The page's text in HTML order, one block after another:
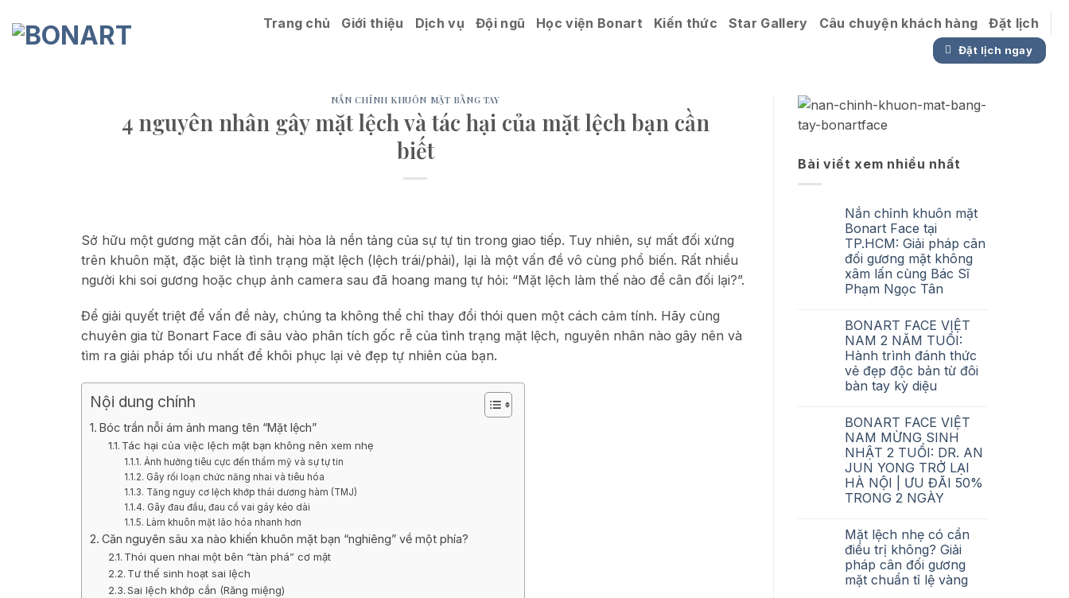
content
Trang chủ Giới thiệu Dịch vụ Đội ngũ Học viện Bonart Kiến thức Star Gallery Câu chuyện khách hàng Đặt lịch
Đặt lịch ngay
NẮN CHỈNH KHUÔN MẶT BẰNG TAY
4 nguyên nhân gây mặt lệch và tác hại của mặt lệch bạn cần
biết
Sở hữu một gương mặt cân đối, hài hòa là nền tảng của sự tự tin trong giao tiếp. Tuy nhiên, sự mất đối xứng
trên khuôn mặt, đặc biệt là tình trạng mặt lệch (lệch trái/phải), lại là một vấn đề vô cùng phổ biến. Rất nhiều
người khi soi gương hoặc chụp ảnh camera sau đã hoang mang tự hỏi: “Mặt lệch làm thế nào để cân đối lại?”.
Để giải quyết triệt để vấn đề này, chúng ta không thể chỉ thay đổi thói quen một cách cảm tính. Hãy cùng
chuyên gia từ Bonart Face đi sâu vào phân tích gốc rễ của tình trạng mặt lệch, nguyên nhân nào gây nên và
tìm ra giải pháp tối ưu nhất để khôi phục lại vẻ đẹp tự nhiên của bạn.
Nội dung chính
Bóc trần nỗi ám ảnh mang tên “Mặt lệch”
Tác hại của việc lệch mặt bạn không nên xem nhẹ
Ảnh hưởng tiêu cực đến thẩm mỹ và sự tự tin
Gây rối loạn chức năng nhai và tiêu hóa
Tăng nguy cơ lệch khớp thái dương hàm (TMJ)
Gây đau đầu, đau cổ vai gáy kéo dài
Làm khuôn mặt lão hóa nhanh hơn
Căn nguyên sâu xa nào khiến khuôn mặt bạn “nghiêng” về một phía?
Thói quen nhai một bên “tàn phá” cơ mặt
Tư thế sinh hoạt sai lệch
Sai lệch khớp cắn (Răng miệng)
Bài viết xem nhiều nhất
Nắn chỉnh khuôn mặt
Bonart Face tại
TP.HCM: Giải pháp cân
đối gương mặt không
xâm lấn cùng Bác Sĩ
Phạm Ngọc Tân
on
Nắn
chỉnh
khuôn
mặt
Bonart
Face
Giải
pháp
cân
đối
gương
mặt
không
xâm
lấn
Sĩ
Phạm
Ngọc
Tân
BONART FACE VIỆT
NAM 2 NĂM TUỔI:
Hành trình đánh thức
vẻ đẹp độc bản từ đôi
bàn tay kỳ diệu
on
BONART
FACE
VIỆT
NAM
2
NĂM
TUỔI:
Hành
thức
vẻ
đẹp
độc
bản
từ
BONART FACE VIỆT
NAM MỪNG SINH
NHẬT 2 TUỔI: DR. AN
JUN YONG TRỞ LẠI
HÀ NỘI | ƯU ĐÃI 50%
TRONG 2 NGÀY
on
BONART
FACE
VIỆT
NAM
MỪNG
Mặt lệch nhẹ có cần
điều trị không? Giải
pháp cân đối gương
mặt chuẩn tỉ lệ vàng